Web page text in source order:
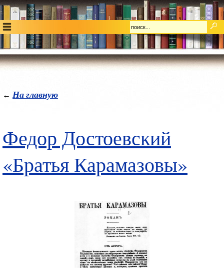
← На главную
Федор Достоевский
«Братья Карамазовы»